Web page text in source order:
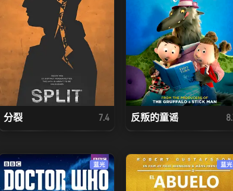
分裂 7.4 反叛的童谣
蓝光 蓝光